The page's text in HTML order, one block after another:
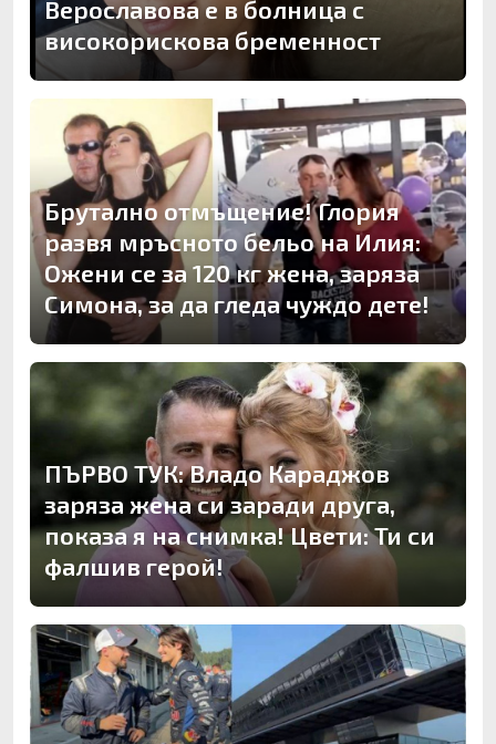
Верославова е в болница с
високорискова бременност
Брутално отмъщение! Глория
развя мръсното бельо на Илия:
Ожени се за 120 кг жена, заряза
Симона, за да гледа чуждо дете!
ПЪРВО ТУК: Владо Караджов
заряза жена си заради друга,
показа я на снимка! Цвети: Ти си
фалшив герой!